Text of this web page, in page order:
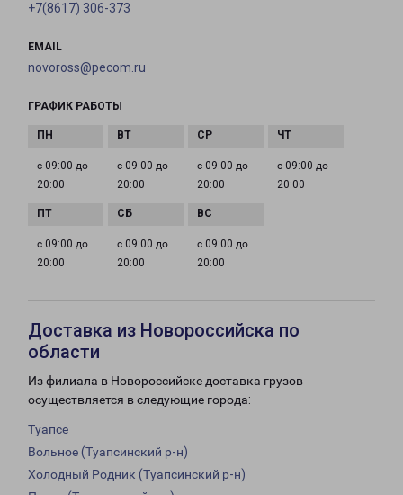
+7(8617) 306-373
EMAIL
novoross@pecom.ru
ГРАФИК РАБОТЫ
с 09:00 до
20:00
с 09:00 до
20:00
с 09:00 до
20:00
с 09:00 до
20:00
с 09:00 до
20:00
с 09:00 до
20:00
с 09:00 до
20:00
Доставка из Новороссийска по
области
Из филиала в Новороссийске доставка грузов
осуществляется в следующие города:
Туапсе
Вольное (Туапсинский р-н)
Холодный Родник (Туапсинский р-н)